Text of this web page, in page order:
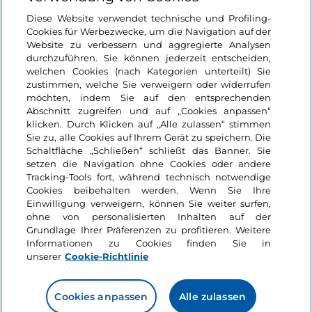
Login
Bleiben wir in Kontakt
Diese Website verwendet technische und Profiling-
Cookies für Werbezwecke, um die Navigation auf der
Website zu verbessern und aggregierte Analysen
durchzuführen. Sie können jederzeit entscheiden,
welchen Cookies (nach Kategorien unterteilt) Sie
zustimmen, welche Sie verweigern oder widerrufen
möchten, indem Sie auf den entsprechenden
Abschnitt zugreifen und auf „Cookies anpassen“
klicken. Durch Klicken auf „Alle zulassen“ stimmen
Sie zu, alle Cookies auf Ihrem Gerät zu speichern. Die
Schaltfläche „Schließen“ schließt das Banner. Sie
setzen die Navigation ohne Cookies oder andere
Tracking-Tools fort, während technisch notwendige
Cookies beibehalten werden. Wenn Sie Ihre
Einwilligung verweigern, können Sie weiter surfen,
ohne von personalisierten Inhalten auf der
Grundlage Ihrer Präferenzen zu profitieren. Weitere
Informationen zu Cookies finden Sie in
unserer Cookie-Richtlinie
Cookies anpassen Alle zulassen